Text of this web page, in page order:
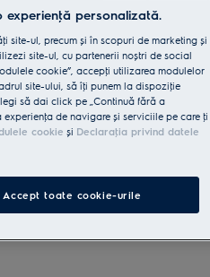
experienţă personalizată.
site-ul, precum și în scopuri de marketing și
site-ul, cu partenerii noștri de social
cookie”, accepţi utilizarea modulelor
site-ului, să îţi punem la dispoziţie
să dai click pe „Continuă fără a
de navigare și serviciile pe care ţi
cookie și Declaraţia privind datele
Accept toate cookie-urile